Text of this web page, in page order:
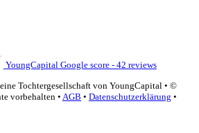
YoungCapital Google score - 42 reviews
Tochtergesellschaft von YoungCapital • ©
vorbehalten • AGB • Datenschutzerklärung •